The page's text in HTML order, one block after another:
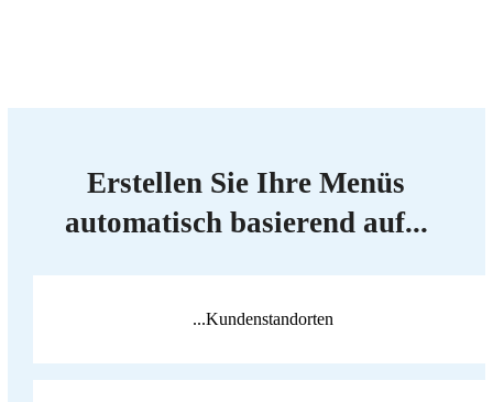
Erstellen Sie Ihre Menüs
automatisch basierend auf...
...Kundenstandorten